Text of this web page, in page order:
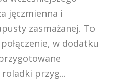
jęczmienna i
zasmażanej. To
w dodatku
przyg...